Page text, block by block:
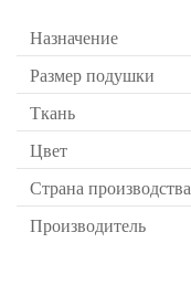
Назначение
Размер подушки
Ткань
Цвет
Страна производства
Производитель